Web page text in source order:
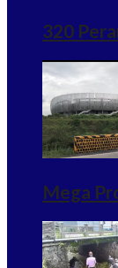
320
Mega